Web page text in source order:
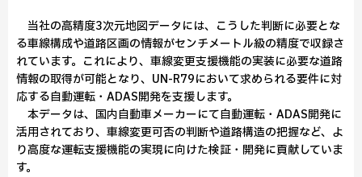
当社の高精度3次元地図データには、こうした判断に必要とな
る車線構成や道路区画の情報がセンチメートル級の精度で収録さ
れています。これにより、車線変更支援機能の実装に必要な道路
情報の取得が可能となり、UN-R79において求められる要件に対
応する自動運転・ADAS開発を支援します。
本データは、国内自動車メーカーにて自動運転・ADAS開発に
活用されており、車線変更可否の判断や道路構造の把握など、よ
り高度な運転支援機能の実現に向けた検証・開発に貢献していま
す。